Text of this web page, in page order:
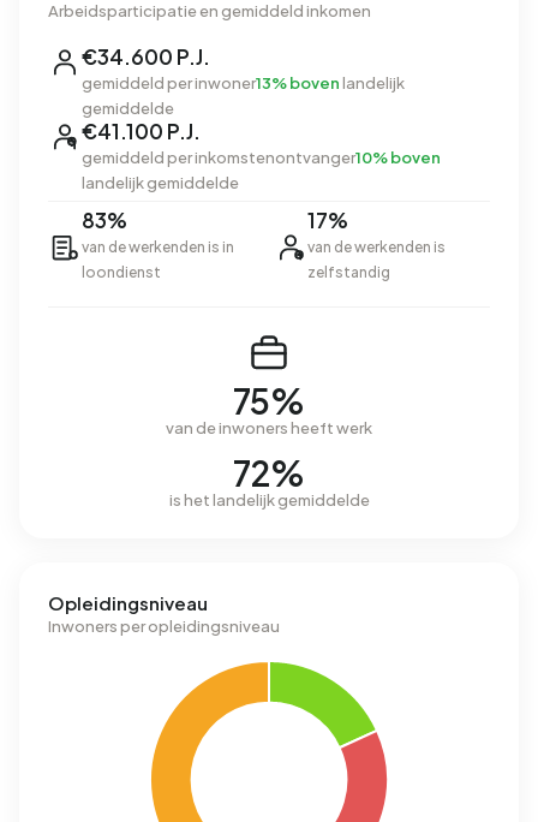
Arbeidsparticipatie en gemiddeld inkomen
€34.600 P.J.
gemiddeld per inwoner13% bovenlandelijk
gemiddelde
€41.100 P.J.
gemiddeld per inkomstenontvanger10% boven
landelijk gemiddelde
83%
van de werkenden is in
loondienst
17%
van de werkenden is
zelfstandig
75%
van de inwoners heeft werk
72%
is het landelijk gemiddelde
Opleidingsniveau
Inwoners per opleidingsniveau